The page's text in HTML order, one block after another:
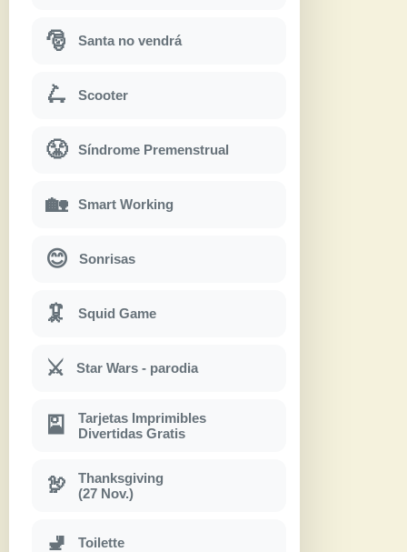
🎅 Santa no vendrá
🛴 Scooter
😤 Síndrome Premenstrual
🏡 Smart Working
😊 Sonrisas
🦑 Squid Game
⚔ Star Wars - parodia
🎴
Tarjetas Imprimibles
Divertidas Gratis
🦃
Thanksgiving
(27 Nov.)
🚽 Toilette